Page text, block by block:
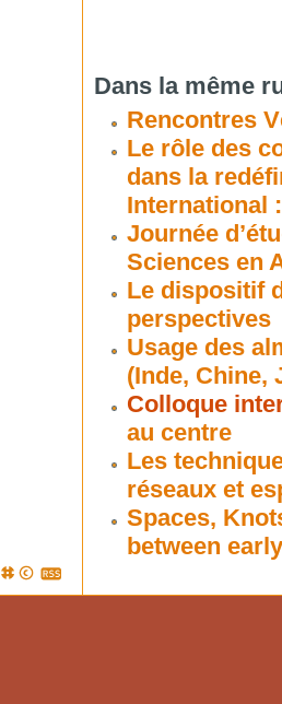
Dans la même
Rencontres
Le rôle des
dans la
International :
Journée
Sciences en
Le dispositif
perspectives
Usage des
(Inde, Chine,
Colloque
au centre
Les
réseaux et
Spaces,
between